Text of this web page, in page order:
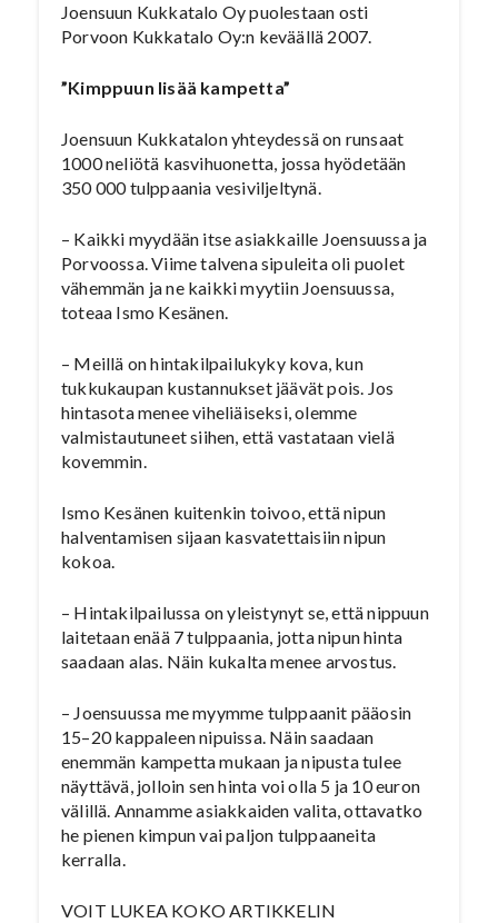
Joensuun Kukkatalo Oy puolestaan osti
Porvoon Kukkatalo Oy:n keväällä 2007.
”Kimppuun lisää kampetta”
Joensuun Kukkatalon yhteydessä on runsaat
1000 neliötä kasvihuonetta, jossa hyödetään
350 000 tulppaania vesiviljeltynä.
– Kaikki myydään itse asiakkaille Joensuussa ja
Porvoossa. Viime talvena sipuleita oli puolet
vähemmän ja ne kaikki myytiin Joensuussa,
toteaa Ismo Kesänen.
– Meillä on hintakilpailukyky kova, kun
tukkukaupan kustannukset jäävät pois. Jos
hintasota menee viheliäiseksi, olemme
valmistautuneet siihen, että vastataan vielä
kovemmin.
Ismo Kesänen kuitenkin toivoo, että nipun
halventamisen sijaan kasvatettaisiin nipun
kokoa.
– Hintakilpailussa on yleistynyt se, että nippuun
laitetaan enää 7 tulppaania, jotta nipun hinta
saadaan alas. Näin kukalta menee arvostus.
– Joensuussa me myymme tulppaanit pääosin
15–20 kappaleen nipuissa. Näin saadaan
enemmän kampetta mukaan ja nipusta tulee
näyttävä, jolloin sen hinta voi olla 5 ja 10 euron
välillä. Annamme asiakkaiden valita, ottavatko
he pienen kimpun vai paljon tulppaaneita
kerralla.
VOIT LUKEA KOKO ARTIKKELIN